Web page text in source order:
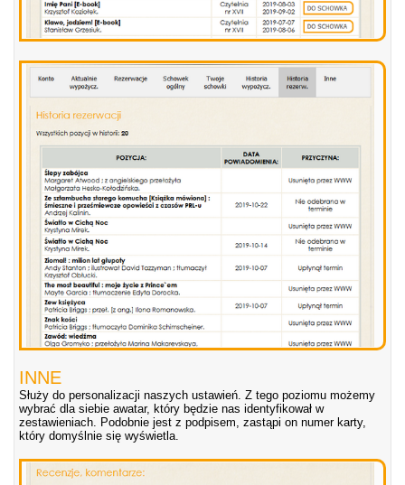
INNE
Służy do personalizacji naszych ustawień. Z tego poziomu możemy
wybrać dla siebie awatar, który będzie nas identyfikował w
zestawieniach. Podobnie jest z podpisem, zastąpi on numer karty,
który domyślnie się wyświetla.